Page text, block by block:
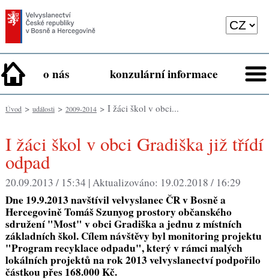
o nás konzulární informace
Úvod> události> 2009-2014> I žáci škol v obci...
I žáci škol v obci Gradiška již třídí
odpad
20.09.2013 / 15:34 |Aktualizováno: 19.02.2018 / 16:29
Dne 19.9.2013 navštívil velvyslanec ČR v Bosně a
Hercegovině Tomáš Szunyog prostory občanského
sdružení "Most" v obci Gradiška a jednu z místních
základních škol. Cílem návštěvy byl monitoring projektu
"Program recyklace odpadu", který v rámci malých
lokálních projektů na rok 2013 velvyslanectví podpořilo
částkou přes 168.000 Kč.